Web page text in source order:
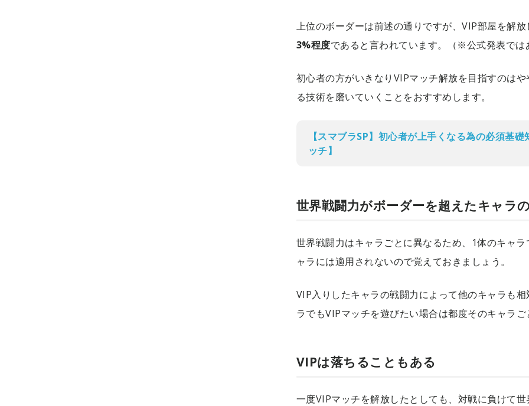
上位のボーダーは前述の通りですが、VIP部屋を解
3%程度であると言われています。（※公式発表では
初心者の方がいきなりVIPマッチ解放を目指すのは
る技術を磨いていくことをおすすめします。
【スマブラSP】初心者が上手くなる為の必須基
ッチ】
世界戦闘力がボーダーを超えたキャラ
世界戦闘力はキャラごとに異なるため、1体のキャ
ャラには適用されないので覚えておきましょう。
VIP入りしたキャラの戦闘力によって他のキャラも
ラでもVIPマッチを遊びたい場合は都度そのキャラ
VIPは落ちることもある
一度VIPマッチを解放したとしても、対戦に負けて